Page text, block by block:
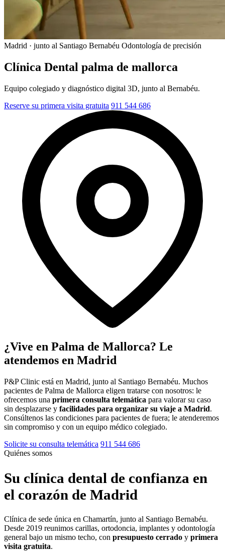
Madrid · junto al Santiago Bernabéu Odontología de precisión
Clínica Dental palma de mallorca
Equipo colegiado y diagnóstico digital 3D, junto al Bernabéu.
Reserve su primera visita gratuita 911 544 686
¿Vive en Palma de Mallorca? Le
atendemos en Madrid
P&P Clinic está en Madrid, junto al Santiago Bernabéu. Muchos
pacientes de Palma de Mallorca eligen tratarse con nosotros: le
ofrecemos una primera consulta telemática para valorar su caso
sin desplazarse y facilidades para organizar su viaje a Madrid.
Consúltenos las condiciones para pacientes de fuera; le atenderemos
sin compromiso y con un equipo médico colegiado.
Solicite su consulta telemática 911 544 686
Quiénes somos
Su clínica dental de confianza en
el corazón de Madrid
Clínica de sede única en Chamartín, junto al Santiago Bernabéu.
Desde 2019 reunimos carillas, ortodoncia, implantes y odontología
general bajo un mismo techo, con presupuesto cerrado y primera
visita gratuita.